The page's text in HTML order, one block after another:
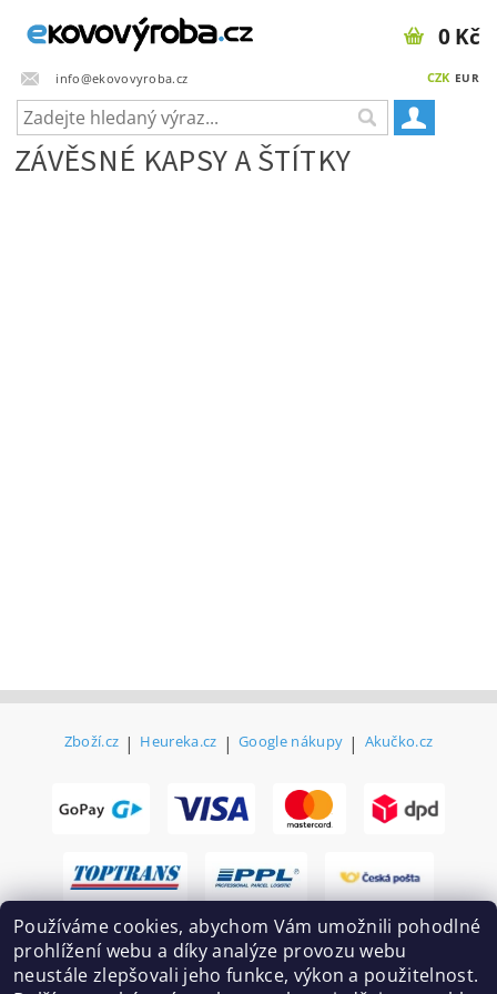
info@ekovovyroba.cz CZK EUR
0 Kč
ZÁVĚSNÉ KAPSY A ŠTÍTKY
Zboží.cz | Heureka.cz | Google nákupy | Akučko.cz
Používáme cookies, abychom Vám umožnili pohodlné
prohlížení webu a díky analýze provozu webu
neustále zlepšovali jeho funkce, výkon a použitelnost.